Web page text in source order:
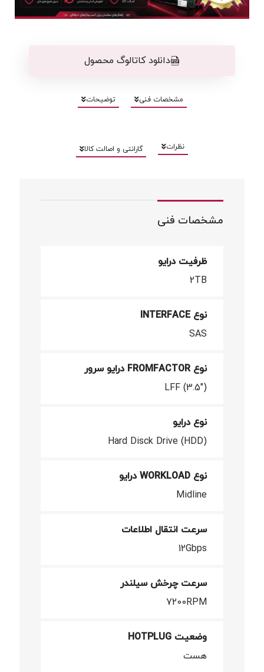
دانلود کاتالوگ محصول
مشخصات فنی توضیحات
نظرات گارانتی و اصالت کالا
مشخصات فنی
ظرفیت درایو
2TB
نوع INTERFACE
SAS
نوع FROMFACTOR درایو سرور
LFF (3.5")
نوع درایو
Hard Disck Drive (HDD)
نوع WORKLOAD درایو
Midline
سرعت انتقال اطلاعات
12Gbps
سرعت چرخش سیلندر
7200RPM
وضعیت HOTPLUG
هست